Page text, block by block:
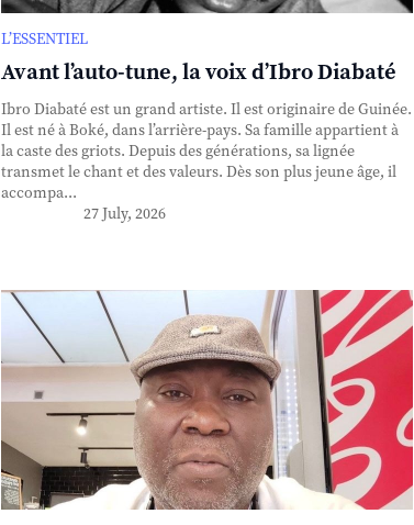
L’ESSENTIEL
Avant l’auto-tune, la voix d’Ibro Diabaté
Ibro Diabaté est un grand artiste. Il est originaire de Guinée.
Il est né à Boké, dans l’arrière-pays. Sa famille appartient à
la caste des griots. Depuis des générations, sa lignée
transmet le chant et des valeurs. Dès son plus jeune âge, il
accompa...
27 July, 2026